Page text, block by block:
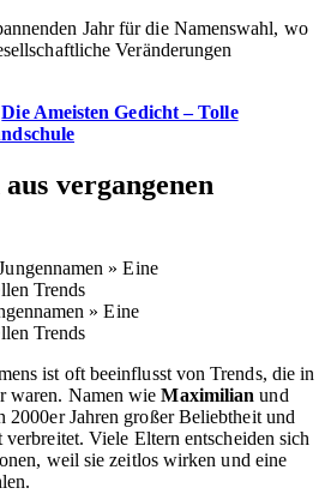
Jahr für die Namenswahl, wo
Veränderungen
Die Ameisten Gedicht – Tolle
vergangenen
» Eine
Trends
ist oft beeinflusst von Trends, die in
waren. Namen wieMaximilian und
2000er Jahren großer Beliebtheit und
Viele Eltern entscheiden sich
weil sie zeitlos wirken und eine